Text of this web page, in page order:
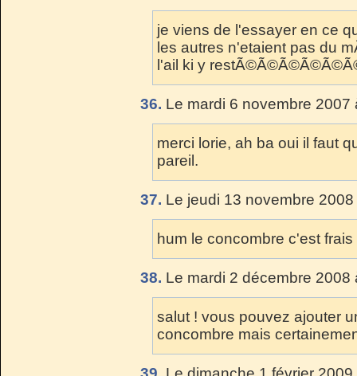
je viens de l'essayer en ce
les autres n'etaient pas du
l'ail ki y
36. Le mardi 6 novembre
merci lorie, ah ba oui il faut
pareil.
37. Le jeudi 13 novembre
hum le concombre c'est frais
38. Le mardi 2 décembre
salut ! vous pouvez ajouter
concombre mais